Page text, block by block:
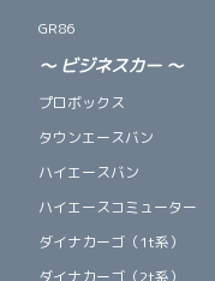
GR86
～ ビジネスカー ～
プロボックス
タウンエースバン
ハイエースバン
ハイエースコミューター
ダイナカーゴ（1t系）